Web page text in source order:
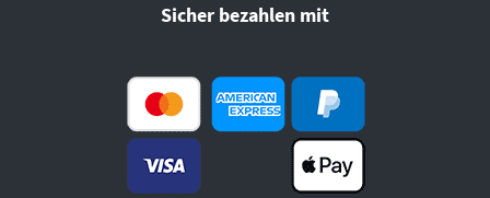
Sicher bezahlen mit